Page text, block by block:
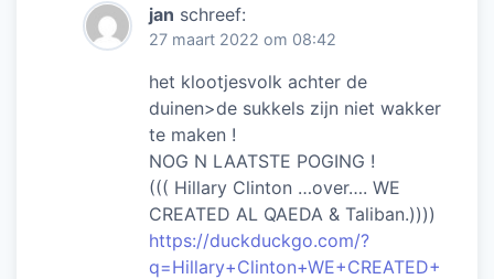
jan schreef:
27 maart 2022 om 08:42
het klootjesvolk achter de
duinen>de sukkels zijn niet wakker
te maken !
NOG N LAATSTE POGING !
((( Hillary Clinton …over…. WE
CREATED AL QAEDA & Taliban.))))
https://duckduckgo.com/?
q=Hillary+Clinton+WE+CREATED+